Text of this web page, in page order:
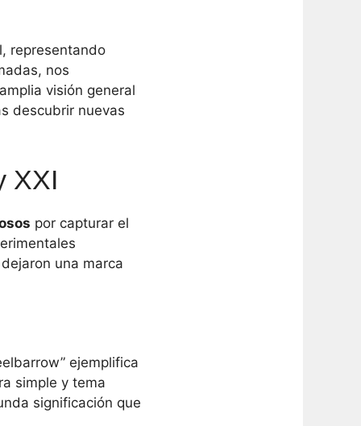
representando
nos
visión general
descubrir nuevas
XXI
por capturar el
una marca
ejemplifica
simple y tema
significación que